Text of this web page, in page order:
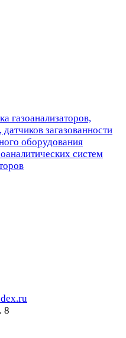
газоанализаторов,
датчиков загазованности
оборудования
систем
8